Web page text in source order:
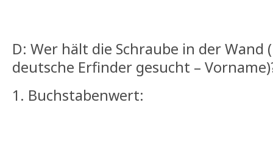
D: Wer hält die Schraube in der Wand
deutsche Erfinder gesucht –
1. Buchstabenwert: